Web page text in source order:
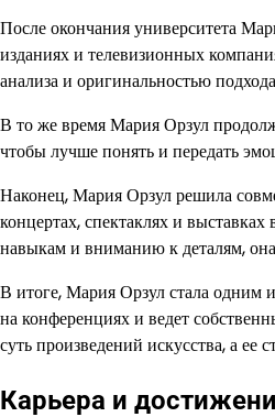
После окончания университета
изданиях и телевизионных
анализа и оригинальностью
В то же время Мария Орзул
чтобы лучше понять и передать
Наконец, Мария Орзул решила
концертах, спектаклях и
навыкам и вниманию к деталям,
В итоге, Мария Орзул стала одним
на конференциях и ведет
суть произведений искусства, а
Карьера и